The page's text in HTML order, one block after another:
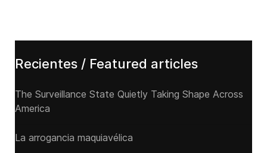
Recientes / Featured articles
The Surveillance State Quietly Taking Shape Across
America
La arrogancia maquiavélica